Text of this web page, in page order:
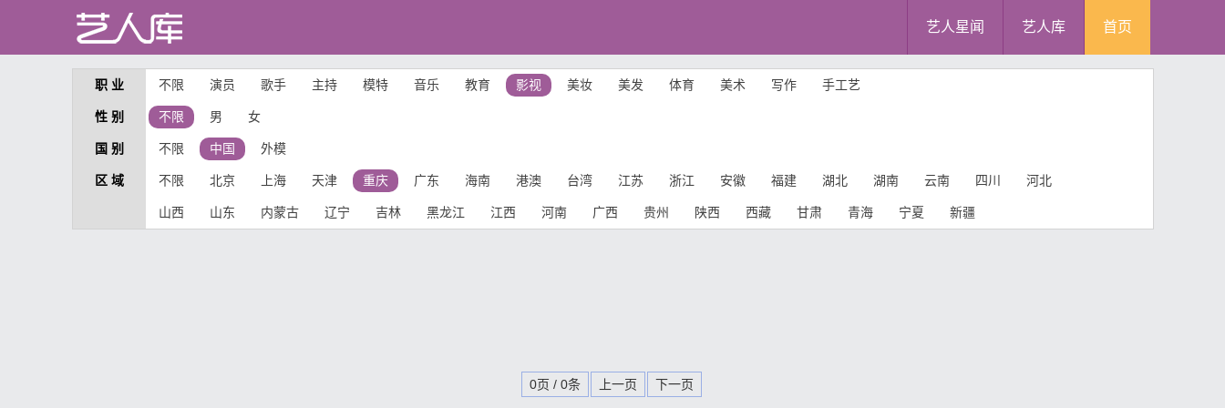
艺人星闻 艺人库 首页
职 业 不限 演员 歌手 主持 模特 音乐 教育 影视 美妆 美发 体育 美术 写作 手工艺
性 别 不限 男 女
国 别 不限 中国 外模
区 域 不限 北京 上海 天津 重庆 广东 海南 港澳 台湾 江苏 浙江 安徽 福建 湖北 湖南 云南 四川 河北
山西 山东 内蒙古 辽宁 吉林 黑龙江 江西 河南 广西 贵州 陕西 西藏 甘肃 青海 宁夏 新疆
0页 / 0条 上一页 下一页